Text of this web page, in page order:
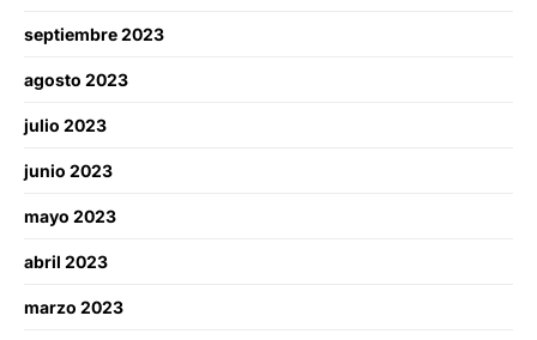
septiembre 2023
agosto 2023
julio 2023
junio 2023
mayo 2023
abril 2023
marzo 2023